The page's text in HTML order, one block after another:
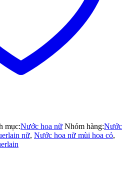
mục:Nước hoa nữ Nhóm hàng:Nước
nữ, Nước hoa nữ mùi hoa cỏ,